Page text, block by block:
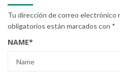
Tu dirección de correo electrónico
obligatorios están marcados con *
NAME*